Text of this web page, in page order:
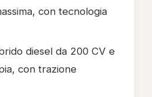
con tecnologia
diesel da 200 CV e
con trazione